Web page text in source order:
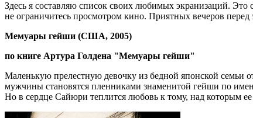
Здесь я составляю список своих любимых экранизаций.
не ограничитесь просмотром кино. Приятных вечеров
Мемуары гейши (США, 2005)
по книге Артура Голдена "Мемуары гейши"
Маленькую прелестную девочку из бедной японской семьи
мужчины становятся пленниками знаменитой гейши по
Но в сердце Сайюри теплится любовь к тому, над которым